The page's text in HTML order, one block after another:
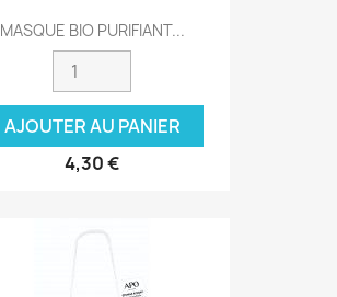
MASQUE BIO PURIFIANT...
AJOUTER AU PANIER
4,30 €